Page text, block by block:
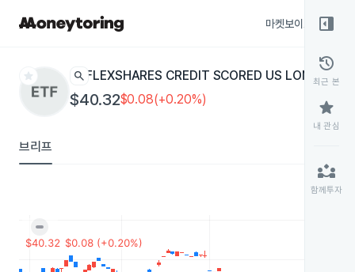
마켓보이스
star search FLEXSHARES CREDIT SCORED US LONG
$40.32$0.08(+0.20%)
브리프
right_panel_open
history
최근 본
star
내 관심
partner_exchange
함께투자